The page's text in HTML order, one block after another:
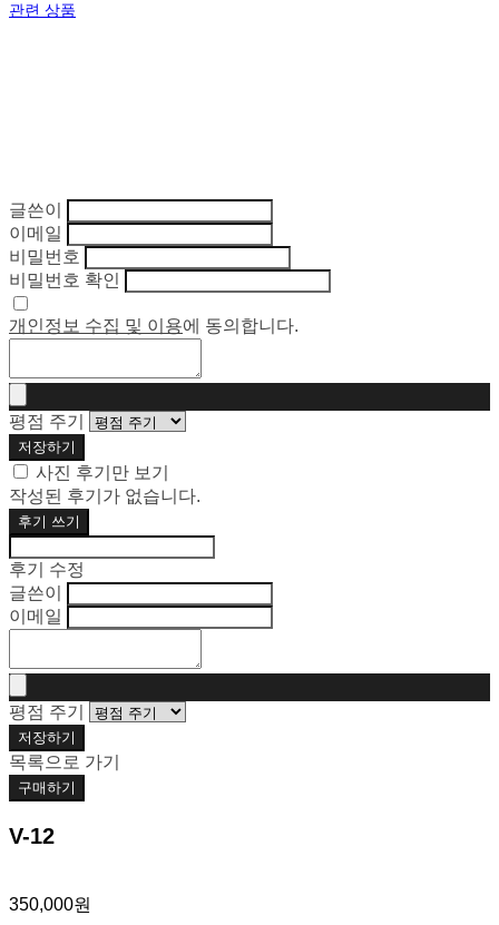
관련 상품
글쓴이
이메일
비밀번호
비밀번호 확인
개인정보 수집 및 이용에 동의합니다.
평점 주기
저장하기
사진 후기만 보기
작성된 후기가 없습니다.
후기 쓰기
후기 수정
글쓴이
이메일
평점 주기
저장하기
목록으로 가기
구매하기
V-12
350,000원